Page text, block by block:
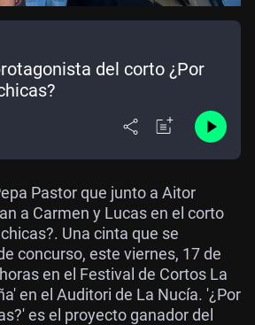
del corto ¿Por
Pastor que junto a Aitor
a Carmen y Lucas en el corto
Una cinta que se
concurso, este viernes, 17 de
en el Festival de Cortos La
en el Auditori de La Nucía. '¿Por
es el proyecto ganador del